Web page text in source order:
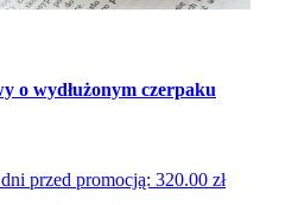
o wydłużonym czerpaku
przed promocją: 320.00 zł